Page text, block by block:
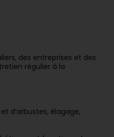
des entreprises et des
régulier à la
d’arbustes, élagage,